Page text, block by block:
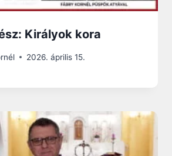
Királyok kora
2026. április 15.